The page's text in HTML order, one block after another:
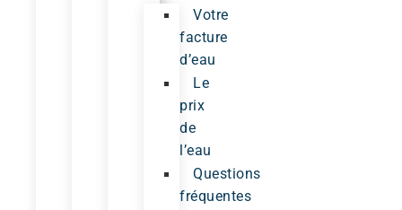
Votre
facture
d’eau
Le
prix
de
l’eau
Questions
fréquentes